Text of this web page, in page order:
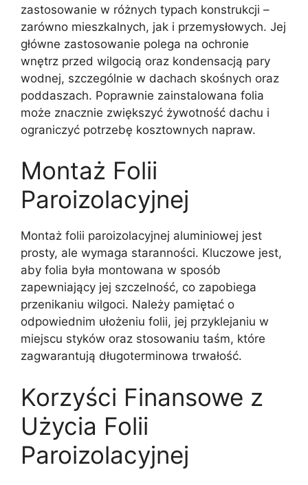
zastosowanie w różnych typach konstrukcji –
zarówno mieszkalnych, jak i przemysłowych. Jej
główne zastosowanie polega na ochronie
wnętrz przed wilgocią oraz kondensacją pary
wodnej, szczególnie w dachach skośnych oraz
poddaszach. Poprawnie zainstalowana folia
może znacznie zwiększyć żywotność dachu i
ograniczyć potrzebę kosztownych napraw.
Montaż Folii
Paroizolacyjnej
Montaż folii paroizolacyjnej aluminiowej jest
prosty, ale wymaga staranności. Kluczowe jest,
aby folia była montowana w sposób
zapewniający jej szczelność, co zapobiega
przenikaniu wilgoci. Należy pamiętać o
odpowiednim ułożeniu folii, jej przyklejaniu w
miejscu styków oraz stosowaniu taśm, które
zagwarantują długoterminowa trwałość.
Korzyści Finansowe z
Użycia Folii
Paroizolacyjnej